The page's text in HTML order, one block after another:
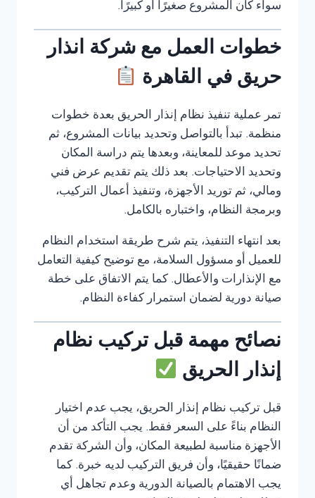
سواء كان المشروع صغيرًا أو كبيرًا.
خطوات العمل مع شركة انذار
حريق في القاهرة
تمر عملية تنفيذ نظام إنذار الحريق بعدة خطوات
منظمة. تبدأ بالتواصل وتحديد بيانات المشروع، ثم
تحديد موعد للمعاينة، وبعدها يتم دراسة المكان
وتحديد الاحتياجات. بعد ذلك يتم تقديم عرض فني
ومالي، ثم توريد الأجهزة، وتنفيذ أعمال التركيب،
وبرمجة النظام، واختباره بالكامل.
بعد انتهاء التنفيذ، يتم شرح طريقة استخدام النظام
للعميل أو مسؤول السلامة، مع توضيح كيفية التعامل
مع الإنذارات والأعطال. كما يتم الاتفاق على خطة
صيانة دورية لضمان استمرار كفاءة النظام.
نصائح مهمة قبل تركيب نظام
إنذار الحريق
قبل تركيب نظام إنذار الحريق، يجب عدم اختيار
النظام بناءً على السعر فقط. يجب التأكد من أن
الأجهزة مناسبة لطبيعة المكان، وأن الشركة تقدم
ضمانًا حقيقيًا، وأن فريق التركيب لديه خبرة. كما
يجب الاهتمام بالصيانة الدورية وعدم تجاهل أي